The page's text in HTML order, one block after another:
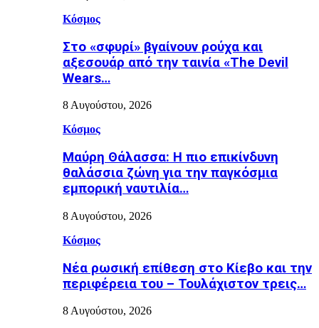
Κόσμος
Στο «σφυρί» βγαίνουν ρούχα και
αξεσουάρ από την ταινία «The Devil
Wears…
8 Αυγούστου, 2026
Κόσμος
Μαύρη Θάλασσα: Η πιο επικίνδυνη
θαλάσσια ζώνη για την παγκόσμια
εμπορική ναυτιλία…
8 Αυγούστου, 2026
Κόσμος
Nέα ρωσική επίθεση στο Κίεβο και την
περιφέρεια του – Τουλάχιστον τρεις…
8 Αυγούστου, 2026